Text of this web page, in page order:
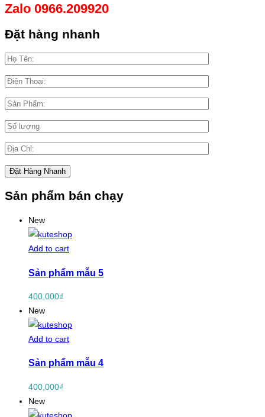
Zalo 0966.209920
Đặt hàng nhanh
Sản phẩm bán chạy
New
Add to cart
Sản phẩm mẫu 5
400,000₫
New
Add to cart
Sản phẩm mẫu 4
400,000₫
New